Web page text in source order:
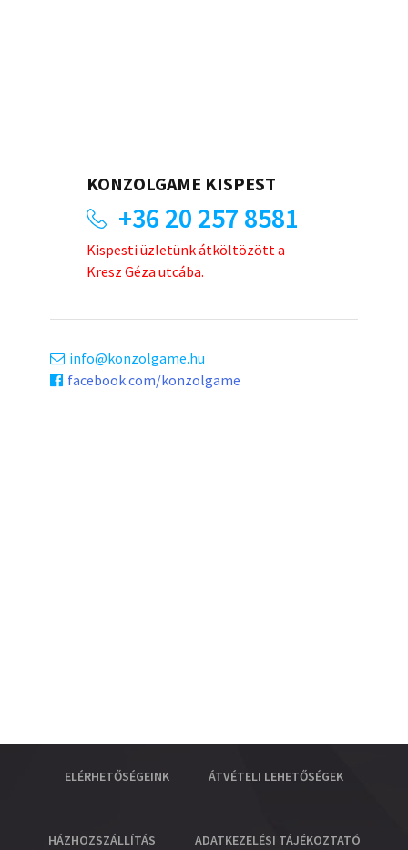
KONZOLGAME KISPEST
+36 20 257 8581
Kispesti üzletünk átköltözött a
Kresz Géza utcába.
info
konzolgame.hu
facebook.com/konzolgame
ELÉRHETŐSÉGEINK ÁTVÉTELI LEHETŐSÉGEK
HÁZHOZSZÁLLÍTÁS ADATKEZELÉSI TÁJÉKOZTATÓ